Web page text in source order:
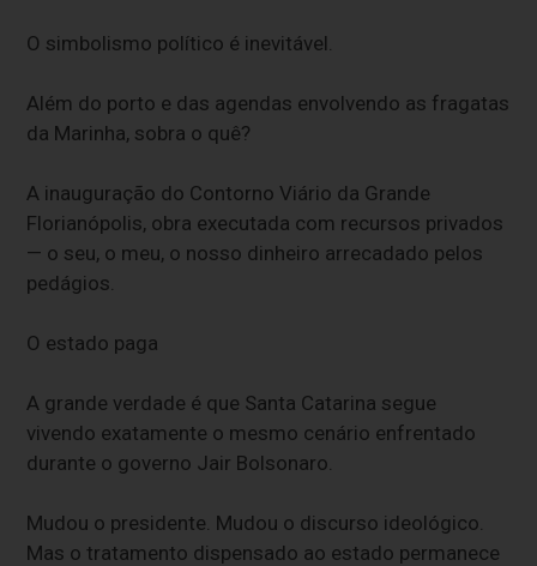
O simbolismo político é inevitável.
Além do porto e das agendas envolvendo as fragatas
da Marinha, sobra o quê?
A inauguração do Contorno Viário da Grande
Florianópolis, obra executada com recursos privados
— o seu, o meu, o nosso dinheiro arrecadado pelos
pedágios.
O estado paga
A grande verdade é que Santa Catarina segue
vivendo exatamente o mesmo cenário enfrentado
durante o governo Jair Bolsonaro.
Mudou o presidente. Mudou o discurso ideológico.
Mas o tratamento dispensado ao estado permanece